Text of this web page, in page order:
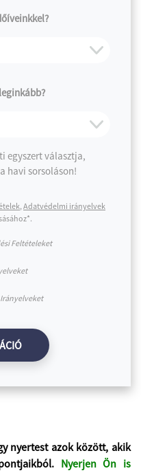
egyszert választja,
havi sorsoláson!
,Adatvédelmi irányelvek
Feltételeket
nyertest azok között, akik
Nyerjen Ön is